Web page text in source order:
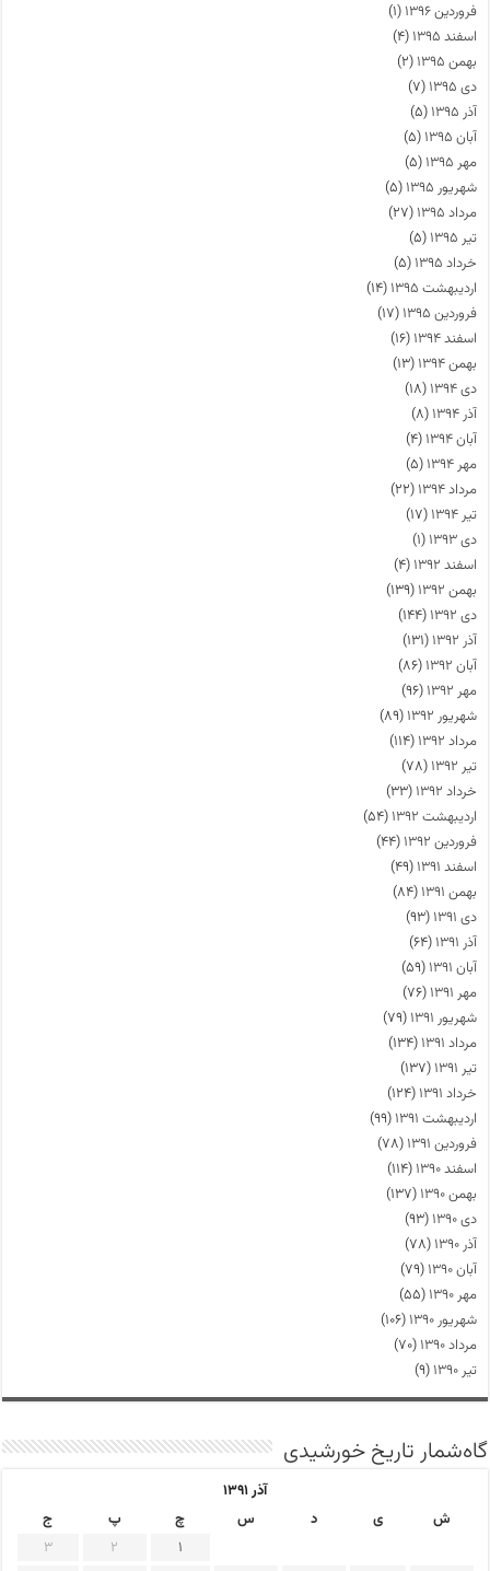
فروردین ۱۳۹۶
(۱)
اسفند ۱۳۹۵
(۴)
بهمن ۱۳۹۵
(۲)
دی ۱۳۹۵
(۷)
آذر ۱۳۹۵
(۵)
آبان ۱۳۹۵
(۵)
مهر ۱۳۹۵
(۵)
شهریور ۱۳۹۵
(۵)
مرداد ۱۳۹۵
(۲۷)
تیر ۱۳۹۵
(۵)
خرداد ۱۳۹۵
(۵)
اردیبهشت ۱۳۹۵
(۱۴)
فروردین ۱۳۹۵
(۱۷)
اسفند ۱۳۹۴
(۱۶)
بهمن ۱۳۹۴
(۱۳)
دی ۱۳۹۴
(۱۸)
آذر ۱۳۹۴
(۸)
آبان ۱۳۹۴
(۴)
مهر ۱۳۹۴
(۵)
مرداد ۱۳۹۴
(۲۲)
تیر ۱۳۹۴
(۱۷)
دی ۱۳۹۳
(۱)
اسفند ۱۳۹۲
(۴)
بهمن ۱۳۹۲
(۱۳۹)
دی ۱۳۹۲
(۱۴۴)
آذر ۱۳۹۲
(۱۳۱)
آبان ۱۳۹۲
(۸۶)
مهر ۱۳۹۲
(۹۶)
شهریور ۱۳۹۲
(۸۹)
مرداد ۱۳۹۲
(۱۱۴)
تیر ۱۳۹۲
(۷۸)
خرداد ۱۳۹۲
(۳۳)
اردیبهشت ۱۳۹۲
(۵۴)
فروردین ۱۳۹۲
(۴۴)
اسفند ۱۳۹۱
(۴۹)
بهمن ۱۳۹۱
(۸۴)
دی ۱۳۹۱
(۹۳)
آذر ۱۳۹۱
(۶۴)
آبان ۱۳۹۱
(۵۹)
مهر ۱۳۹۱
(۷۶)
شهریور ۱۳۹۱
(۷۹)
مرداد ۱۳۹۱
(۱۳۴)
تیر ۱۳۹۱
(۱۳۷)
خرداد ۱۳۹۱
(۱۲۴)
اردیبهشت ۱۳۹۱
(۹۹)
فروردین ۱۳۹۱
(۷۸)
اسفند ۱۳۹۰
(۱۱۴)
بهمن ۱۳۹۰
(۱۳۷)
دی ۱۳۹۰
(۹۳)
آذر ۱۳۹۰
(۷۸)
آبان ۱۳۹۰
(۷۹)
مهر ۱۳۹۰
(۵۵)
شهریور ۱۳۹۰
(۱۰۶)
مرداد ۱۳۹۰
(۷۰)
تیر ۱۳۹۰
(۹)
گاه‌شمار تاریخ خورشیدی
آذر ۱۳۹۱
ش
ی د س چ پ
ج
1
2
3